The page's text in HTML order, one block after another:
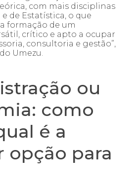
com mais disciplinas
de Estatística, o que
formação de um
crítico e apto a ocupar
consultoria e gestão”,
Umezu.
ou
como
é a
opção para